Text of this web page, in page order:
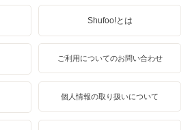
Shufoo!とは
ご利用についてのお問い合わせ
個人情報の取り扱いについて